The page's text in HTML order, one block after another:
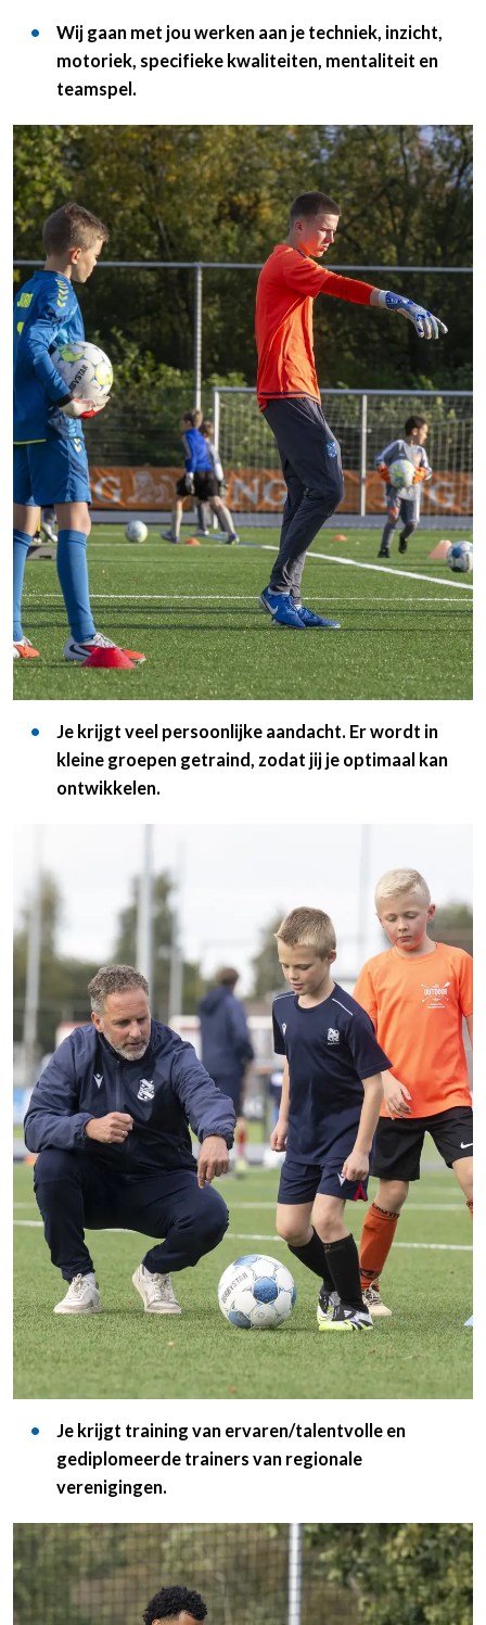
Wij gaan met jou werken aan je techniek, inzicht,
motoriek, specifieke kwaliteiten, mentaliteit en
teamspel.
Je krijgt veel persoonlijke aandacht. Er wordt in
kleine groepen getraind, zodat jij je optimaal kan
ontwikkelen.
Je krijgt training van ervaren/talentvolle en
gediplomeerde trainers van regionale
verenigingen.